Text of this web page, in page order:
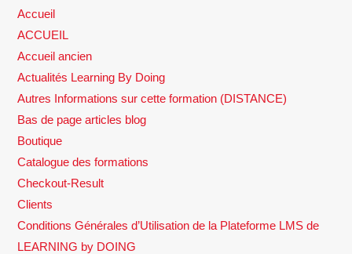
Accueil
ACCUEIL
Accueil ancien
Actualités Learning By Doing
Autres Informations sur cette formation (DISTANCE)
Bas de page articles blog
Boutique
Catalogue des formations
Checkout-Result
Clients
Conditions Générales d’Utilisation de la Plateforme LMS de
LEARNING by DOING